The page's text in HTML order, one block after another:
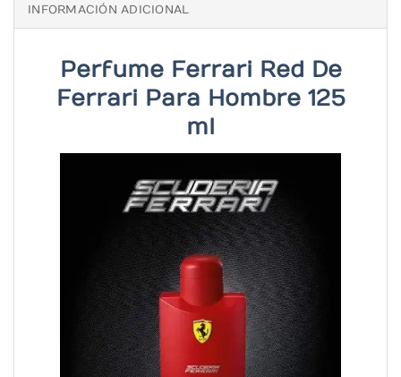
INFORMACIÓN ADICIONAL
Perfume Ferrari Red De
Ferrari Para Hombre 125
ml